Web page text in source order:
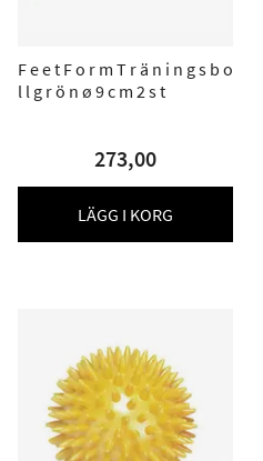
F e e t F o r m T r ä n i n g s b o
l l g r ö n ø 9 c m 2 s t
273,00
LÄGG I KORG